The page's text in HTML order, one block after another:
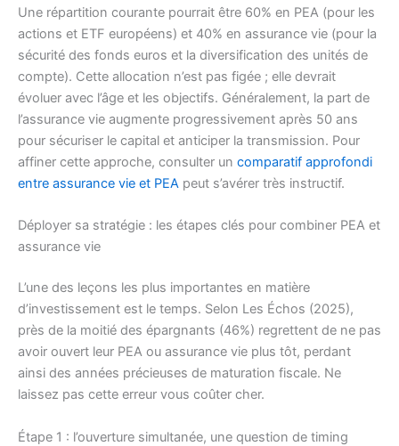
Une répartition courante pourrait être 60% en PEA (pour les
actions et ETF européens) et 40% en assurance vie (pour la
sécurité des fonds euros et la diversification des unités de
compte). Cette allocation n’est pas figée ; elle devrait
évoluer avec l’âge et les objectifs. Généralement, la part de
l’assurance vie augmente progressivement après 50 ans
pour sécuriser le capital et anticiper la transmission. Pour
affiner cette approche, consulter un comparatif approfondi
entre assurance vie et PEA peut s’avérer très instructif.
Déployer sa stratégie : les étapes clés pour combiner PEA et
assurance vie
L’une des leçons les plus importantes en matière
d’investissement est le temps. Selon Les Échos (2025),
près de la moitié des épargnants (46%) regrettent de ne pas
avoir ouvert leur PEA ou assurance vie plus tôt, perdant
ainsi des années précieuses de maturation fiscale. Ne
laissez pas cette erreur vous coûter cher.
Étape 1 : l’ouverture simultanée, une question de timing